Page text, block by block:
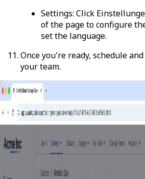
Settings: Click
of the page to configure
set the language.
Once you're ready, schedule and
your team.